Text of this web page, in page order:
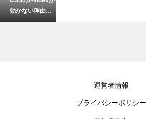
効かない理由！
重なり順が反映
運営者情報
プライバシーポリシー